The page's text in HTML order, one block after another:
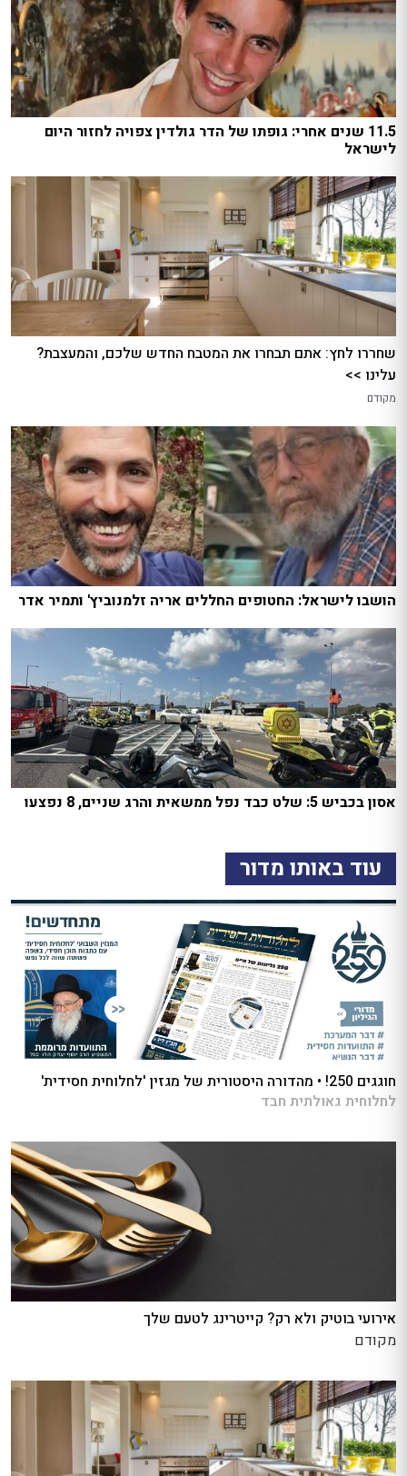
11.5 שנים אחרי: גופתו של הדר גולדין צפויה לחזור היום
לישראל
שחררו לחץ: אתם תבחרו את המטבח החדש שלכם, והמעצבת?
עלינו >>
מקודם
הושבו לישראל: החטופים החללים אריה זלמנוביץ' ותמיר אדר
אסון בכביש 5: שלט כבד נפל ממשאית והרג שניים, 8 נפצעו
עוד באותו מדור
חוגגים 250! • מהדורה היסטורית של מגזין 'לחלוחית חסידית'
לחלוחית גאולתית חבד
אירועי בוטיק ולא רק? קייטרינג לטעם שלך
מקודם